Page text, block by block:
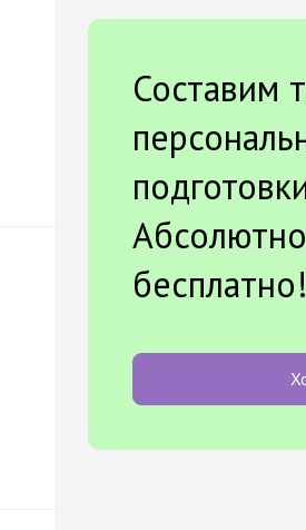
Составим
Абсолютно
бесплатно!